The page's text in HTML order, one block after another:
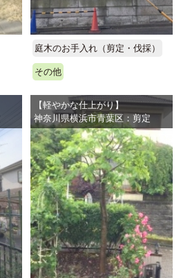
庭木のお手入れ（剪定・伐採）
その他
【軽やかな仕上がり】
神奈川県横浜市青葉区：剪定